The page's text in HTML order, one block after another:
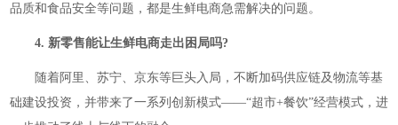
品质和食品安全等问题，都是生鲜电商急需解决的问题。
4. 新零售能让生鲜电商走出困局吗?
随着阿里、苏宁、京东等巨头入局，不断加码供应链及物流等基
础建设投资，并带来了一系列创新模式——“超市+餐饮”经营模式，进